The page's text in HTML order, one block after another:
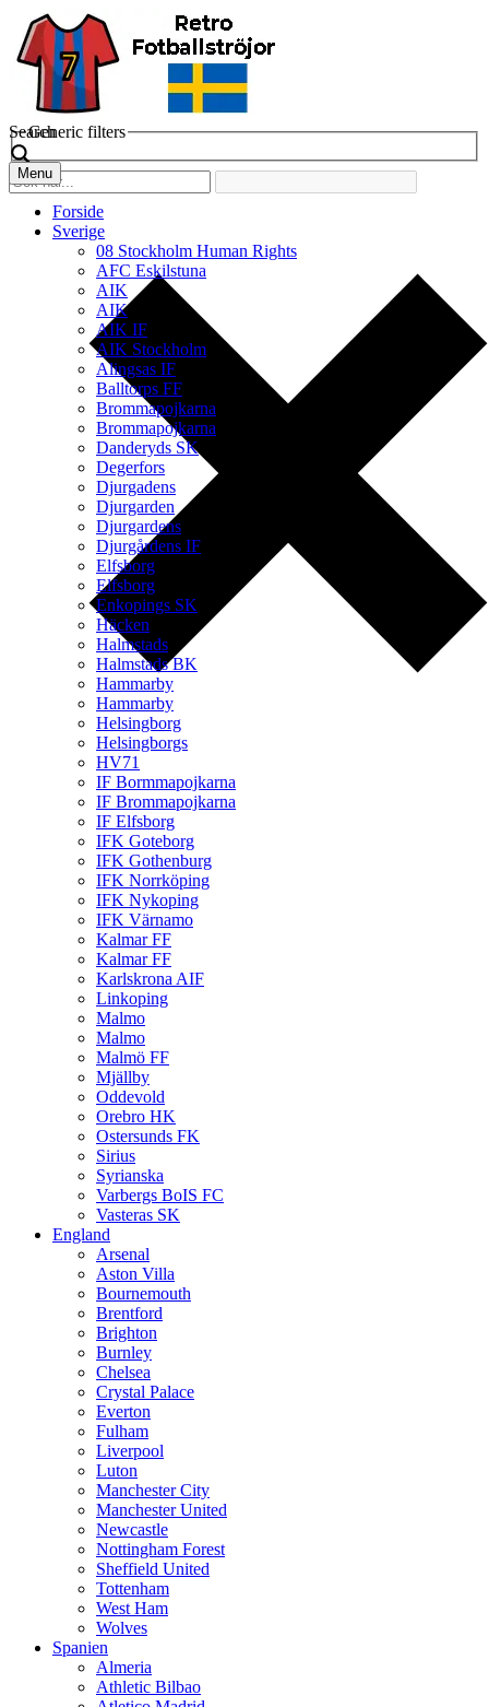
Search
Generic filters
Menu
Forside
Sverige
08 Stockholm Human Rights
AFC Eskilstuna
AIK
AIK
AIK IF
AIK Stockholm
Alingsas IF
Balltorps FF
Brommapojkarna
Brommapojkarna
Danderyds SK
Degerfors
Djurgadens
Djurgarden
Djurgardens
Djurgårdens IF
Elfsborg
Elfsborg
Enkopings SK
Häcken
Halmstads
Halmstads BK
Hammarby
Hammarby
Helsingborg
Helsingborgs
HV71
IF Bormmapojkarna
IF Brommapojkarna
IF Elfsborg
IFK Goteborg
IFK Gothenburg
IFK Norrköping
IFK Nykoping
IFK Värnamo
Kalmar FF
Kalmar FF
Karlskrona AIF
Linkoping
Malmo
Malmo
Malmö FF
Mjällby
Oddevold
Orebro HK
Ostersunds FK
Sirius
Syrianska
Varbergs BoIS FC
Vasteras SK
England
Arsenal
Aston Villa
Bournemouth
Brentford
Brighton
Burnley
Chelsea
Crystal Palace
Everton
Fulham
Liverpool
Luton
Manchester City
Manchester United
Newcastle
Nottingham Forest
Sheffield United
Tottenham
West Ham
Wolves
Spanien
Almeria
Athletic Bilbao